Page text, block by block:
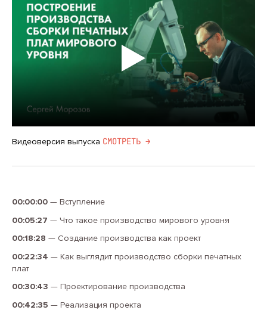
Видеоверсия выпуска CМОТРЕТЬ →
00:00:00 — Вступление
00:05:27 — Что такое производство мирового уровня
00:18:28 — Создание производства как проект
00:22:34 — Как выглядит производство сборки печатных
плат
00:30:43 — Проектирование производства
00:42:35 — Реализация проекта